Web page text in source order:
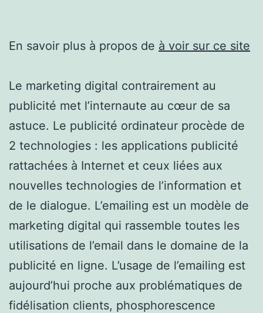
En savoir plus à propos de à voir sur ce site
Le marketing digital contrairement au
publicité met l’internaute au cœur de sa
astuce. Le publicité ordinateur procède de
2 technologies : les applications publicité
rattachées à Internet et ceux liées aux
nouvelles technologies de l’information et
de le dialogue. L’emailing est un modèle de
marketing digital qui rassemble toutes les
utilisations de l’email dans le domaine de la
publicité en ligne. L’usage de l’emailing est
aujourd’hui proche aux problématiques de
fidélisation clients, phosphorescence